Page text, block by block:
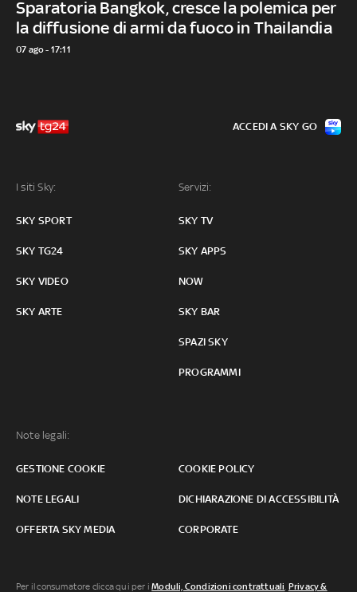
Sparatoria Bangkok, cresce la polemica per
la diffusione di armi da fuoco in Thailandia
07 ago - 17:11
I siti Sky:
SKY SPORT
SKY TG24
SKY VIDEO
SKY ARTE
Servizi:
SKY TV
SKY APPS
NOW
SKY BAR
SPAZI SKY
PROGRAMMI
Note legali:
GESTIONE COOKIE COOKIE POLICY
NOTE LEGALI DICHIARAZIONE DI ACCESSIBILITÀ
OFFERTA SKY MEDIA CORPORATE
ACCEDI A SKY GO
Per il consumatore clicca qui per iModuli, Condizioni contrattuali Privacy &